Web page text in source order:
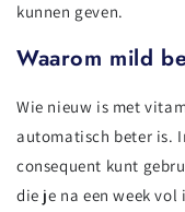
kunnen geven.
Waarom mild
Wie nieuw is met
automatisch beter is.
consequent kunt
die je na een week